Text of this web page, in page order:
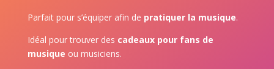
Parfait pour s’équiper afin de pratiquer la musique.
Idéal pour trouver des cadeaux pour fans de
musique ou musiciens.